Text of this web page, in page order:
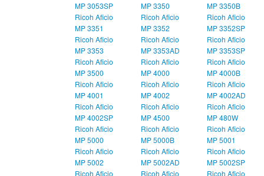
MP 3053SP
MP 3350
MP 3350B
Ricoh Aficio
MP 3351
Ricoh Aficio
MP 3352
Ricoh Aficio
MP 3352SP
Ricoh Aficio
MP 3353
Ricoh Aficio
MP 3353AD
Ricoh Aficio
MP 3353SP
Ricoh Aficio
MP 3500
Ricoh Aficio
MP 4000
Ricoh Aficio
MP 4000B
Ricoh Aficio
MP 4001
Ricoh Aficio
MP 4002
Ricoh Aficio
MP 4002AD
Ricoh Aficio
MP 4002SP
Ricoh Aficio
MP 4500
Ricoh Aficio
MP 480W
Ricoh Aficio
MP 5000
Ricoh Aficio
MP 5000B
Ricoh Aficio
MP 5001
Ricoh Aficio
MP 5002
Ricoh Aficio
MP 5002AD
Ricoh Aficio
MP 5002SP
Ricoh Aficio
Ricoh Aficio
Ricoh Aficio